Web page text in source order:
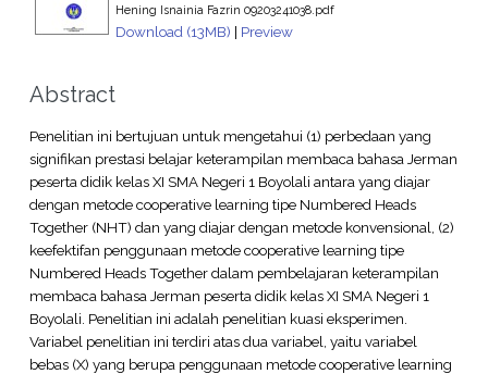
Hening Isnainia Fazrin 09203241038.pdf
Download (13MB) | Preview
Abstract
Penelitian ini bertujuan untuk mengetahui (1) perbedaan yang
signifikan prestasi belajar keterampilan membaca bahasa Jerman
peserta didik kelas XI SMA Negeri 1 Boyolali antara yang diajar
dengan metode cooperative learning tipe Numbered Heads
Together (NHT) dan yang diajar dengan metode konvensional, (2)
keefektifan penggunaan metode cooperative learning tipe
Numbered Heads Together dalam pembelajaran keterampilan
membaca bahasa Jerman peserta didik kelas XI SMA Negeri 1
Boyolali. Penelitian ini adalah penelitian kuasi eksperimen.
Variabel penelitian ini terdiri atas dua variabel, yaitu variabel
bebas (X) yang berupa penggunaan metode cooperative learning